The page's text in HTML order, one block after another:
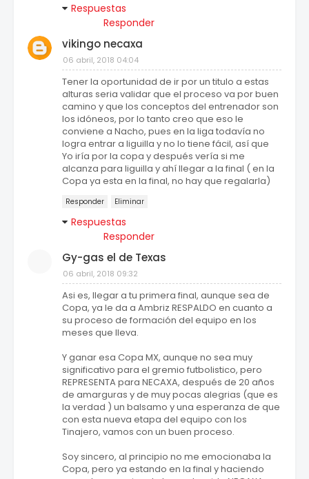
Respuestas
Responder
vikingo necaxa
06 abril, 2018 04:04
Tener la oportunidad de ir por un titulo a estas
alturas seria validar que el proceso va por buen
camino y que los conceptos del entrenador son
los idóneos, por lo tanto creo que eso le
conviene a Nacho, pues en la liga todavía no
logra entrar a liguilla y no lo tiene fácil, así que
Yo iría por la copa y después vería si me
alcanza para liguilla y ahí llegar a la final ( en la
Copa ya esta en la final, no hay que regalarla)
Responder Eliminar
Respuestas
Responder
Gy-gas el de Texas
06 abril, 2018 09:32
Asi es, llegar a tu primera final, aunque sea de
Copa, ya le da a Ambriz RESPALDO en cuanto a
su proceso de formación del equipo en los
meses que lleva.
Y ganar esa Copa MX, aunque no sea muy
significativo para el gremio futbolistico, pero
REPRESENTA para NECAXA, después de 20 años
de amarguras y de muy pocas alegrias (que es
la verdad ) un balsamo y una esperanza de que
con esta nueva etapa del equipo con los
Tinajero, vamos con un buen proceso.
Soy sincero, al principio no me emocionaba la
Copa, pero ya estando en la final y haciendo